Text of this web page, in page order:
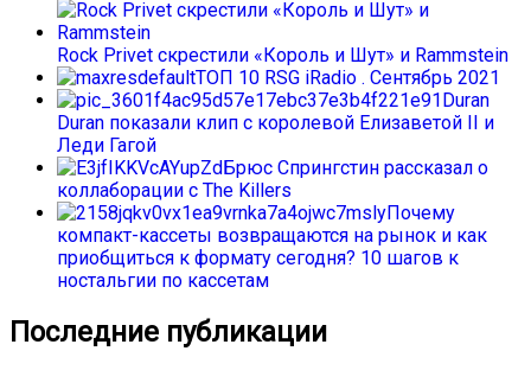
Rock Privet скрестили «Король и Шут» и Rammstein
ТОП 10 RSG iRadio . Сентябрь 2021
Duran
Duran показали клип с королевой Елизаветой II и
Леди Гагой
Брюс Спрингстин рассказал о
коллаборации с The Killers
Почему
компакт-кассеты возвращаются на рынок и как
приобщиться к формату сегодня? 10 шагов к
ностальгии по кассетам
Последние публикации